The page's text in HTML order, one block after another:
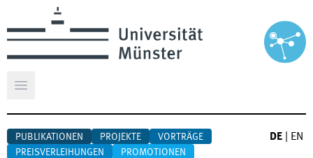
Hauptmenü öffnen
PUBLIKATIONEN PROJEKTE
VORTRÄGE
PREISVERLEIHUNGEN
PROMOTIONEN
DE EN